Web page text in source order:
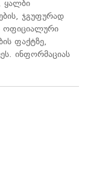
ყალბი
ჯგუფურად
ოფიციალური
ფაქტზე,
ინფორმაციას